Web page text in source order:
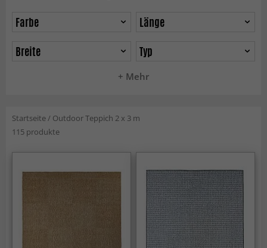
+ Mehr
Farbe
Länge
Breite
Typ
Startseite/ Outdoor Teppich 2 x 3 m
115 produkte